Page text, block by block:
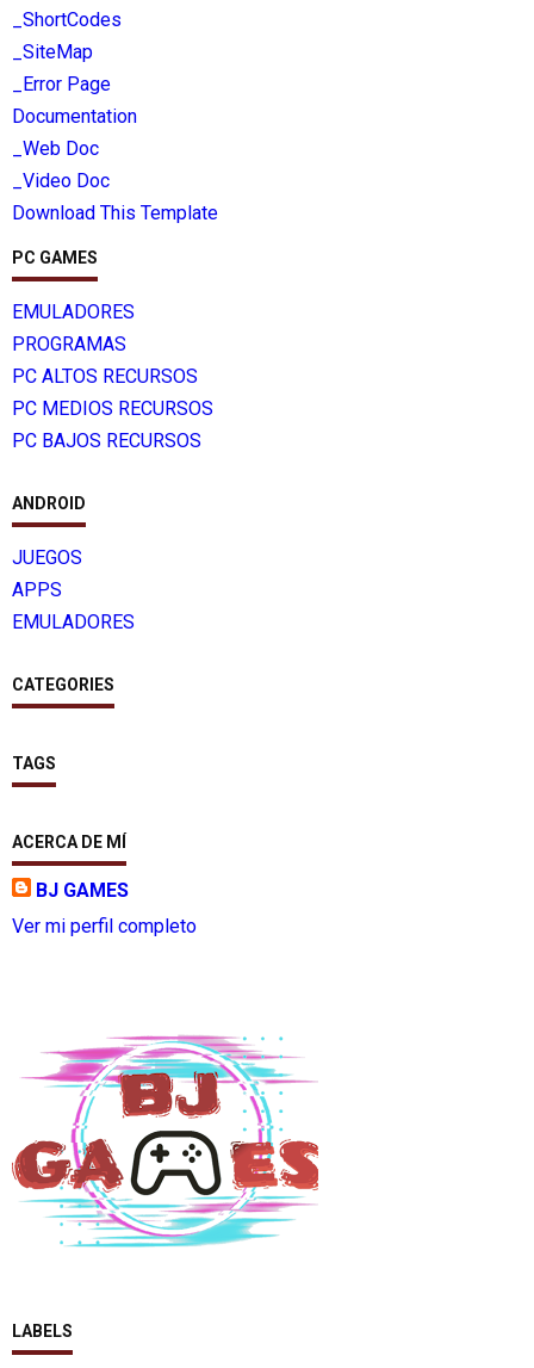
_ShortCodes
_SiteMap
_Error Page
Documentation
_Web Doc
_Video Doc
Download This Template
PC GAMES
EMULADORES
PROGRAMAS
PC ALTOS RECURSOS
PC MEDIOS RECURSOS
PC BAJOS RECURSOS
ANDROID
JUEGOS
APPS
EMULADORES
CATEGORIES
TAGS
ACERCA DE MÍ
BJ GAMES
Ver mi perfil completo
LABELS